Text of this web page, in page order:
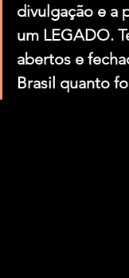
divulgação e a
um LEGADO.
abertos e
Brasil quanto